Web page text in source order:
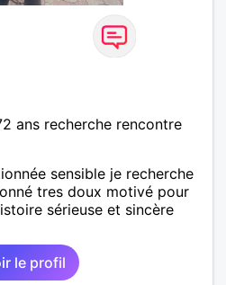
ans recherche rencontre
sensible je recherche
tres doux motivé pour
sérieuse et sincère
le profil